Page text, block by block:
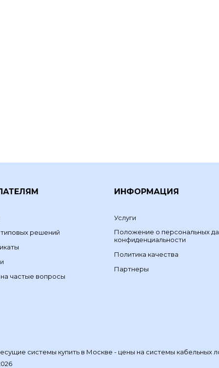
решений
частые вопросы
ИНФОРМАЦИЯ
Услуги
Положение о персональных
конфиденциальности
Политика качества
Партнеры
системы купить в Москве - цены на системы кабельных